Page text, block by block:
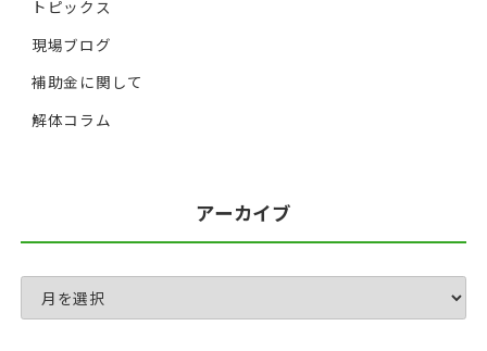
トピックス
現場ブログ
補助金に関して
解体コラム
アーカイブ